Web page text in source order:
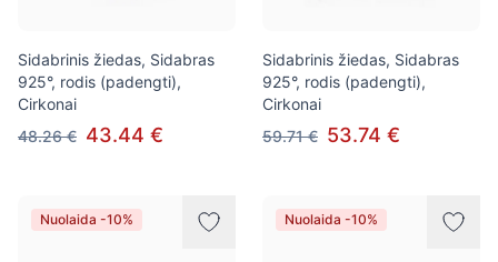
Sidabrinis žiedas, Sidabras
925°, rodis (padengti),
Cirkonai
48.26 € 43.44 €
Sidabrinis žiedas, Sidabras
925°, rodis (padengti),
Cirkonai
59.71 € 53.74 €
Nuolaida -10% Nuolaida -10%